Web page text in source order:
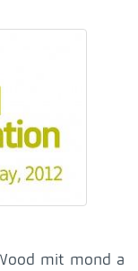
mit mond a